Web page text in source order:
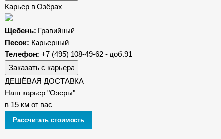
Карьер в Озёрах
Щебень: Гравийный
Песок: Карьерный
Телефон: +7 (495) 108-49-62 - доб.91
Заказать с карьера
ДЕШЁВАЯ ДОСТАВКА
Наш карьер "Озеры"
в 15 км от вас
Рассчитать стоимость